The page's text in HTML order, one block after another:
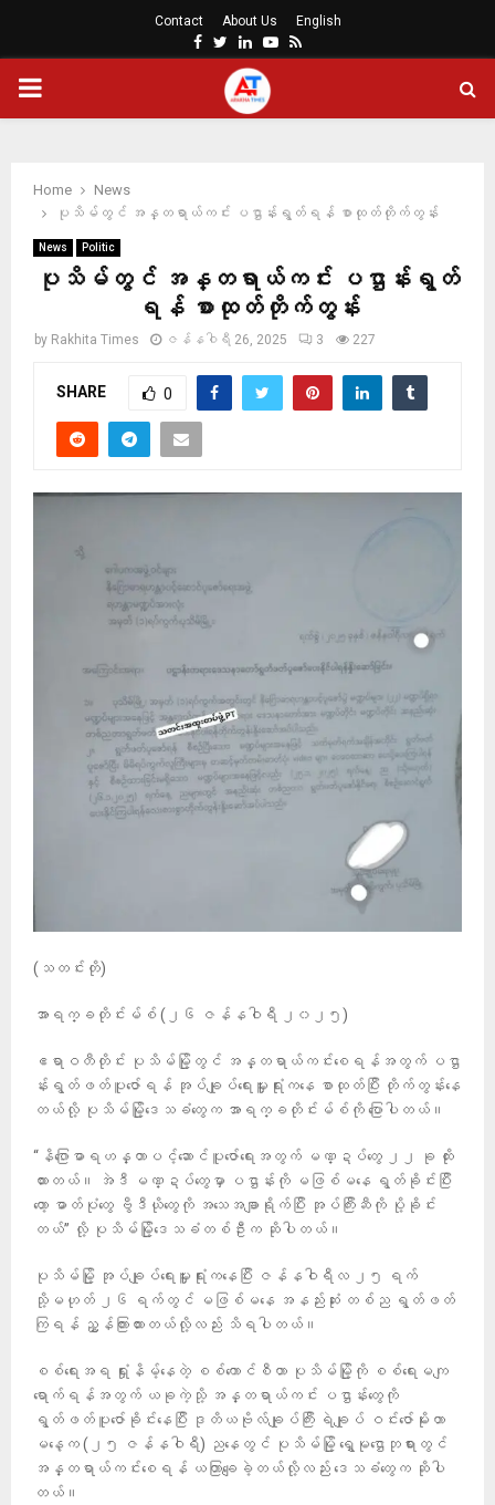
Contact About Us English
Facebook
Twitter
LinkedinYoutube
Rss
PRIMARY
Home
News
ပုသိမ်တွင် အန္တရာယ်ကင်း ပဌာန်းရွတ်ရန် စာထုတ်တိုက်တွန်း
News Politic
ပုသိမ်တွင် အန္တရာယ်ကင်း ပဌာန်းရွတ်
ရန် စာထုတ်တိုက်တွန်း
by Rakhita Times ဇန်နဝါရီ 26, 2025 3 227
SHARE 0
(သတင်းတို)
အာရက္ခတိုင်းမ်စ် (၂၆ ဇန်နဝါရီ ၂၀၂၅)
ဧရာဝတီတိုင်း ပုသိမ်မြို့တွင် အန္တရာယ်ကင်းစေရန်အတွက် ပဌာ
န်းရွတ်ဖတ်ပူဇော်ရန် အုပ်ချုပ်ရေးမှူးရုံးကနေ စာထုတ်ပြီး တိုက်တွန်းနေ
တယ်လို့ ပုသိမ်မြို့ဒေသခံတွေက အာရက္ခတိုင်းမ်စ်ကို ပြောပါတယ်။
“နိဂြောဓာရဟန္တာပင့်ဆောင်ပူဇော်ရေးအတွက် မဏ္ဍပ်တွေ ၂၂ ခု ထိုး
ထားတယ်။ အဲဒီ မဏ္ဍပ်တွေမှာ ပဌာန်းကို မဖြစ်မနေ ရွတ်ခိုင်းပြီး
တော့ ဓာတ်ပုံတွေ ဗွီဒီယိုတွေကို အသေအချာရိုက်ပြီး အုပ်ကြီးဆီကို ပို့ခိုင်း
တယ်” လို့ ပုသိမ်မြို့ဒေသခံတစ်ဦးက ဆိုပါတယ်။
ပုသိမ်မြို့ အုပ်ချုပ်ရေးမှူးရုံးကနေပြီး ဇန်နဝါရီလ ၂၅ ရက်
သို့မဟုတ် ၂၆ ရက်တွင် မဖြစ်မနေ အနည်းဆုံး တစ်ည ရွတ်ဖတ်
ကြရန် ညွှန်ကြားထားတယ်လို့လည်း သိရပါတယ်။
စစ်ရေးအရ ရှုံးနိမ့်နေတဲ့ စစ်ကောင်စီဟာ ပုသိမ်မြို့ကို စစ်ရေးမကျ
ရောက်ရန်အတွက် ယခုကဲ့သို့ အန္တရာယ်ကင်း ပဌာန်းတွေကို
ရွတ်ဖတ်ပူဇော်ခိုင်းနေပြီး ဒုတိယဗိုလ်ချုပ်ကြီး ရဲချုပ် ဝင်းဇော်မိုးဟာ
မနေ့က (၂၅ ဇန်နဝါရီ) ညနေတွင် ပုသိမ်မြို့ ရွှေမုဌောဘုရားတွင်
အန္တရာယ်ကင်းစေရန် ယတြာချေခဲ့တယ်လို့လည်း ဒေသခံတွေက ဆိုပါ
တယ်။